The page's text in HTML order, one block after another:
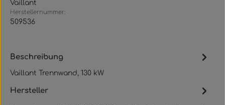
Vaillant
Herstellernummer:
509536
Beschreibung
Vaillant Trennwand, 130 kW
Hersteller